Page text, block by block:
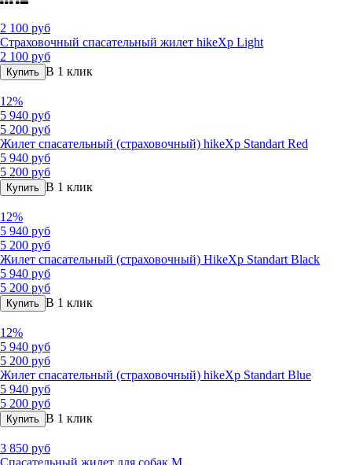
2 100 руб
Страховочный спасательный жилет hikeXp Light
2 100 руб
Купить В 1 клик
12%
5 940 руб
5 200 руб
Жилет спасательный (страховочный) hikeXp Standart Red
5 940 руб
5 200 руб
Купить В 1 клик
12%
5 940 руб
5 200 руб
Жилет спасательный (страховочный) HikeXp Standart Black
5 940 руб
5 200 руб
Купить В 1 клик
12%
5 940 руб
5 200 руб
Жилет спасательный (страховочный) hikeXp Standart Blue
5 940 руб
5 200 руб
Купить В 1 клик
3 850 руб